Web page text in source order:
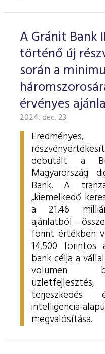
A Gránit Bank
történő új
során a
érvényes
2024. dec. 23.
debütált a
Magyarország
Bank. A
„kiemelkedő
a 21.46
ajánlatból -
forint értékben
14.500 forintos
bank célja a
volumen
üzletfejlesztés,
megvalósítása.